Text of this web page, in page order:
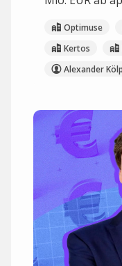
Optimuse
Kertos
Alexander